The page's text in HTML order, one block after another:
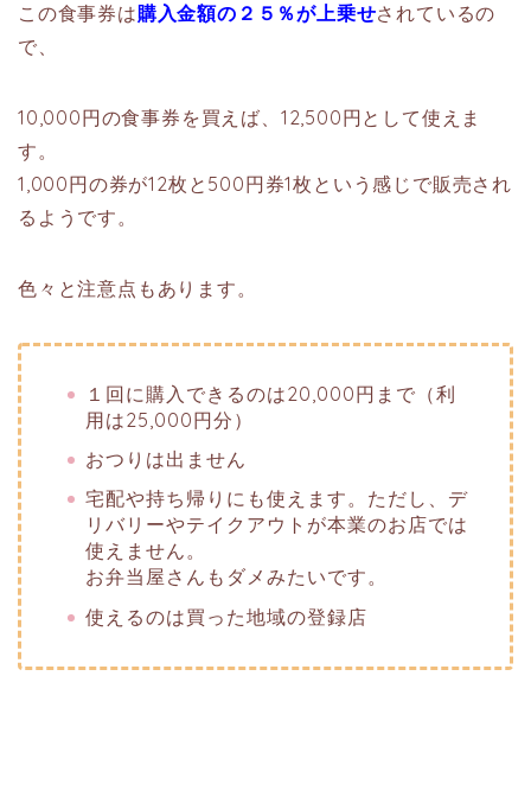
この食事券は購入金額の２５％が上乗せされているの
で、
10,000円の食事券を買えば、12,500円として使えま
す。
1,000円の券が12枚と500円券1枚という感じで販売され
るようです。
色々と注意点もあります。
１回に購入できるのは20,000円まで（利
用は25,000円分）
おつりは出ません
宅配や持ち帰りにも使えます。ただし、デ
リバリーやテイクアウトが本業のお店では
使えません。
お弁当屋さんもダメみたいです。
使えるのは買った地域の登録店